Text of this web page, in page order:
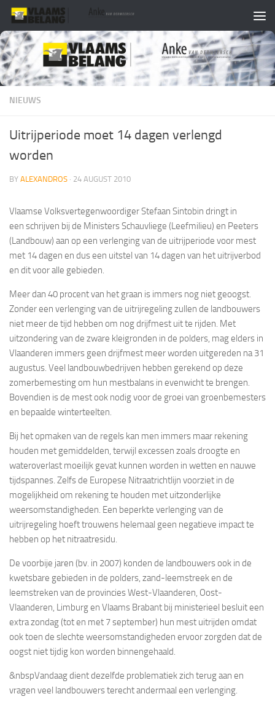
Skip to content
NIEUWS
Uitrijperiode moet 14 dagen verlengd
worden
BY ALEXANDROS · 24 AUGUST 2010
Vlaamse Volksvertegenwoordiger Stefaan Sintobin dringt in
een schrijven bij de Ministers Schauvliege (Leefmilieu) en Peeters
(Landbouw) aan op een verlenging van de uitrijperiode voor mest
met 14 dagen en dus een uitstel van 14 dagen van het uitrijverbod
en dit voor alle gebieden.
Meer dan 40 procent van het graan is immers nog niet geoogst.
Zonder een verlenging van de uitrijregeling zullen de landbouwers
niet meer de tijd hebben om nog drijfmest uit te rijden. Met
uitzondering van de zware kleigronden in de polders, mag elders in
Vlaanderen immers geen drijfmest meer worden uitgereden na 31
augustus. Veel landbouwbedrijven hebben gerekend op deze
zomerbemesting om hun mestbalans in evenwicht te brengen.
Bovendien is de mest ook nodig voor de groei van groenbemesters
en bepaalde winterteelten.
Bij het opmaken van de regels kan men immers maar rekening
houden met gemiddelden, terwijl excessen zoals droogte en
wateroverlast moeilijk gevat kunnen worden in wetten en nauwe
tijdspannes. Zelfs de Europese Nitraatrichtlijn voorziet in de
mogelijkheid om rekening te houden met uitzonderlijke
weersomstandigheden. Een beperkte verlenging van de
uitrijregeling hoeft trouwens helemaal geen negatieve impact te
hebben op het nitraatresidu.
De voorbije jaren (bv. in 2007) konden de landbouwers ook in de
kwetsbare gebieden in de polders, zand-leemstreek en de
leemstreken van de provincies West-Vlaanderen, Oost-
Vlaanderen, Limburg en Vlaams Brabant bij ministerieel besluit een
extra zondag (tot en met 7 september) hun mest uitrijden omdat
ook toen de slechte weersomstandigheden ervoor zorgden dat de
oogst niet tijdig kon worden binnengehaald.
&nbspVandaag dient dezelfde problematiek zich terug aan en
vragen veel landbouwers terecht andermaal een verlenging.